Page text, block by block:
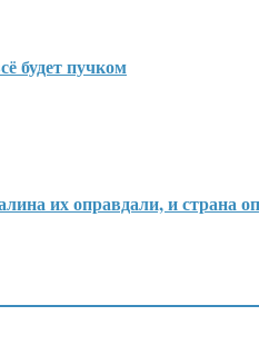
будет пучком
их оправдали, и страна